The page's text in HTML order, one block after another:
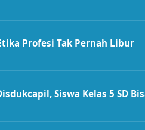
Profesi Tak Pernah Libur
Siswa Kelas 5 SD